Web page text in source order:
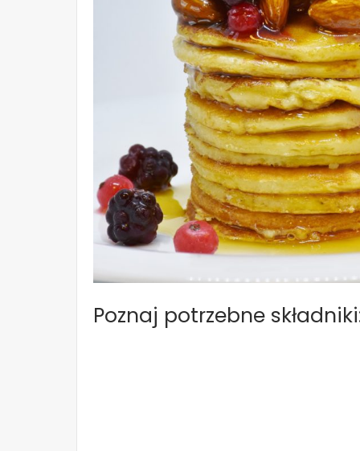
Poznaj potrzebne